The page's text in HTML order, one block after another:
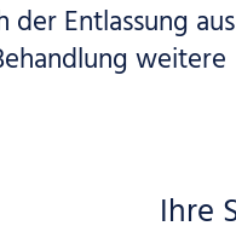
Entlassung aus
weitere
Ihre